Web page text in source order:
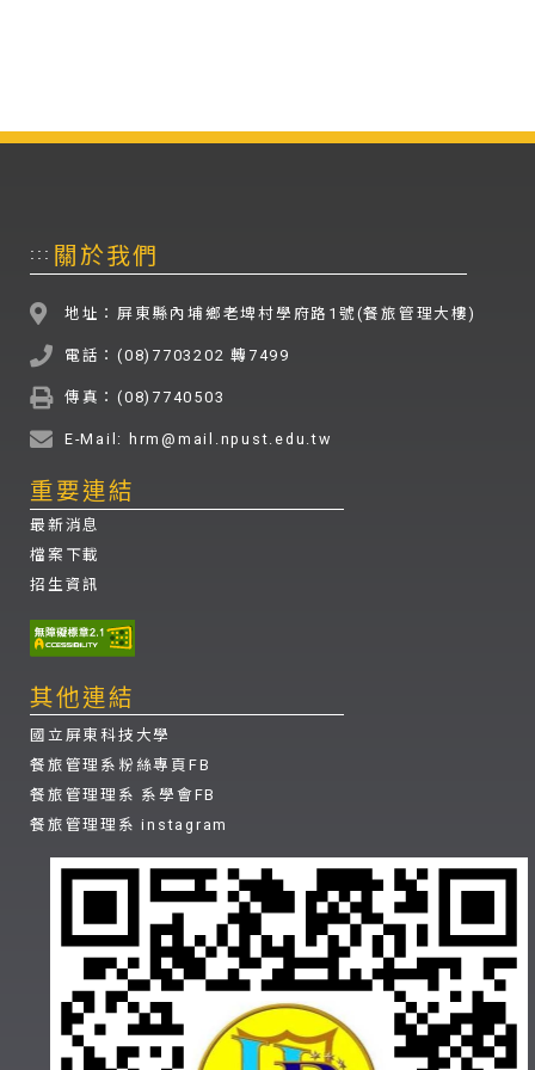
::: 關於我們
地址：屏東縣內埔鄉老埤村學府路1號(餐旅管理大樓)
電話：(08)7703202 轉7499
傳真：(08)7740503
E-Mail: hrm@mail.npust.edu.tw
重要連結
最新消息
檔案下載
招生資訊
其他連結
國立屏東科技大學
餐旅管理系粉絲專頁FB
餐旅管理理系 系學會FB
餐旅管理理系 instagram